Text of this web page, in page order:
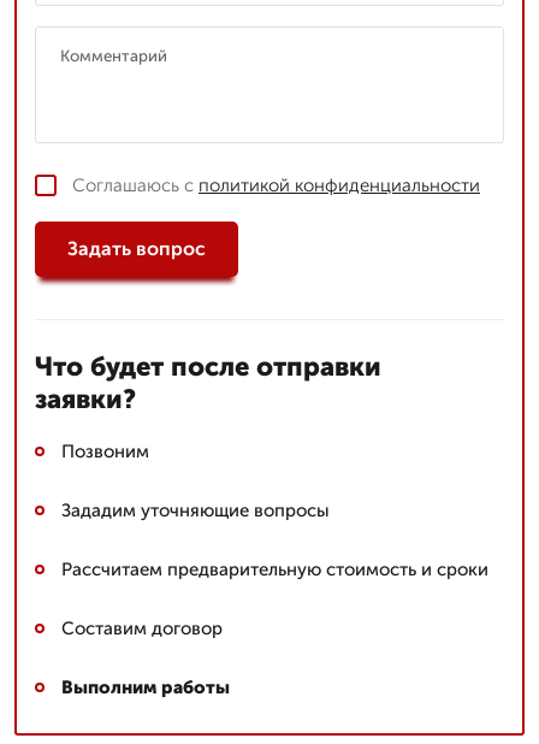
Соглашаюсь с политикой конфиденциальности
Задать вопрос
Что будет после отправки
заявки?
Позвоним
Зададим уточняющие вопросы
Рассчитаем предварительную стоимость и сроки
Составим договор
Выполним работы